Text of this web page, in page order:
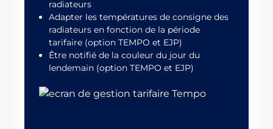
radiateurs
Adapter les températures de consigne des
radiateurs en fonction de la période
tarifaire (option TEMPO et EJP)
Être notifié de la couleur du jour du
lendemain (option TEMPO et EJP)